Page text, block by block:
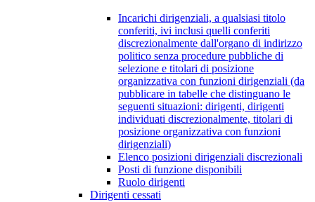
Incarichi dirigenziali, a qualsiasi titolo
conferiti, ivi inclusi quelli conferiti
discrezionalmente dall'organo di indirizzo
politico senza procedure pubbliche di
selezione e titolari di posizione
organizzativa con funzioni dirigenziali (da
pubblicare in tabelle che distinguano le
seguenti situazioni: dirigenti, dirigenti
individuati discrezionalmente, titolari di
posizione organizzativa con funzioni
dirigenziali)
Elenco posizioni dirigenziali discrezionali
Posti di funzione disponibili
Ruolo dirigenti
Dirigenti cessati